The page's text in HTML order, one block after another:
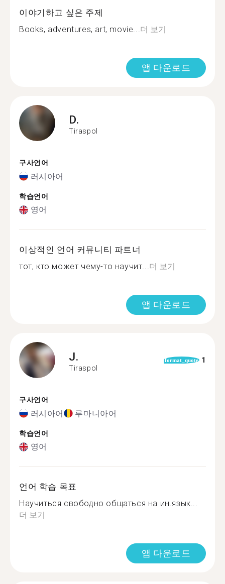
이야기하고 싶은 주제
Books, adventures, art, movie...더 보기
앱 다운로드
D.
Tiraspol
구사언어
러시아어
학습언어
영어
이상적인 언어 커뮤니티 파트너
тот, кто может чему-то научит...더 보기
앱 다운로드
J.
Tiraspol
format_quote 1
구사언어
러시아어 루마니아어
학습언어
영어
언어 학습 목표
Научиться свободно общаться на ин.язык...
더 보기
앱 다운로드